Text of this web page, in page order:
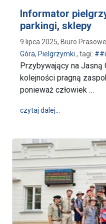
Informator
parkingi, sklepy
9 lipca 2025, Biuro
Góra, Pielgrzymki , tagi:
Przybywający na
kolejności pragną
ponieważ człowiek …
czytaj dalej…